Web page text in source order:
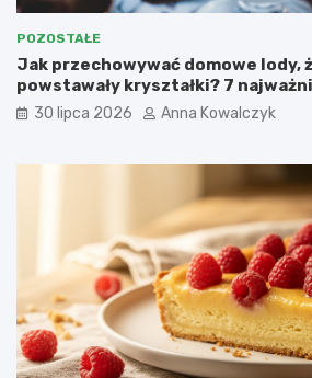
POZOSTAŁE
Jak przechowywać domowe lody,
powstawały kryształki? 7
30 lipca 2026 Anna Kowalczyk